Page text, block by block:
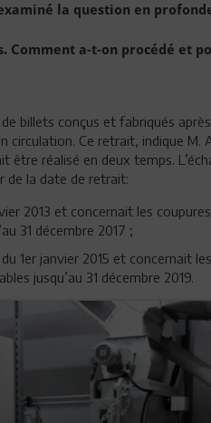
la question en
Comment a-t-on procédé et
billets conçus et fabriqués
Ce retrait, indique M.
être réalisé en deux temps.
de la date de retrait:
2013 et concernait les
31 décembre 2017 ;
1er janvier 2015 et concernait
jusqu’au 31 décembre 2019.